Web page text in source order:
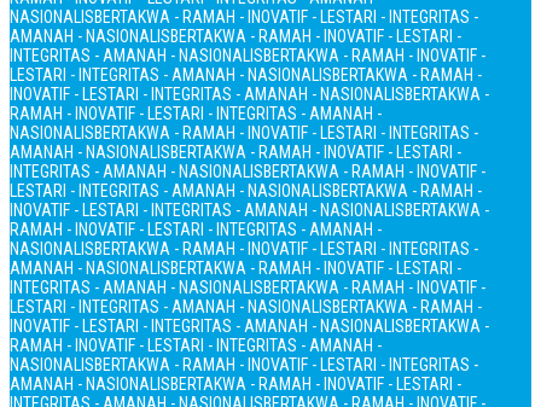
NASIONALISBERTAKWA - RAMAH - INOVATIF - LESTARI - INTEGRITAS -
AMANAH - NASIONALISBERTAKWA - RAMAH - INOVATIF - LESTARI -
INTEGRITAS - AMANAH - NASIONALISBERTAKWA - RAMAH - INOVATIF -
LESTARI - INTEGRITAS - AMANAH - NASIONALISBERTAKWA - RAMAH -
INOVATIF - LESTARI - INTEGRITAS - AMANAH - NASIONALISBERTAKWA -
RAMAH - INOVATIF - LESTARI - INTEGRITAS - AMANAH -
NASIONALISBERTAKWA - RAMAH - INOVATIF - LESTARI - INTEGRITAS -
AMANAH - NASIONALISBERTAKWA - RAMAH - INOVATIF - LESTARI -
INTEGRITAS - AMANAH - NASIONALISBERTAKWA - RAMAH - INOVATIF -
LESTARI - INTEGRITAS - AMANAH - NASIONALISBERTAKWA - RAMAH -
INOVATIF - LESTARI - INTEGRITAS - AMANAH - NASIONALISBERTAKWA -
RAMAH - INOVATIF - LESTARI - INTEGRITAS - AMANAH -
NASIONALISBERTAKWA - RAMAH - INOVATIF - LESTARI - INTEGRITAS -
AMANAH - NASIONALISBERTAKWA - RAMAH - INOVATIF - LESTARI -
INTEGRITAS - AMANAH - NASIONALISBERTAKWA - RAMAH - INOVATIF -
LESTARI - INTEGRITAS - AMANAH - NASIONALISBERTAKWA - RAMAH -
INOVATIF - LESTARI - INTEGRITAS - AMANAH - NASIONALISBERTAKWA -
RAMAH - INOVATIF - LESTARI - INTEGRITAS - AMANAH -
NASIONALISBERTAKWA - RAMAH - INOVATIF - LESTARI - INTEGRITAS -
AMANAH - NASIONALISBERTAKWA - RAMAH - INOVATIF - LESTARI -